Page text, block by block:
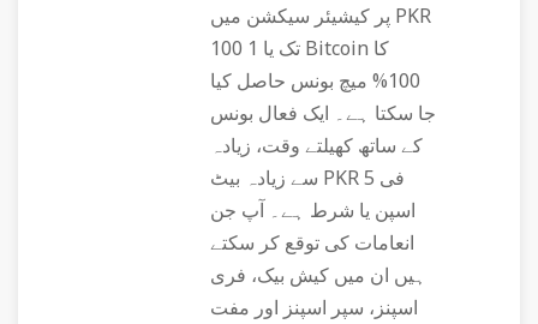
پر کیشیئر سیکشن میں PKR
100 تک یا 1 Bitcoin کا
100% میچ بونس حاصل کیا
جا سکتا ہے۔ ایک فعال بونس
کے ساتھ کھیلتے وقت، زیادہ
سے زیادہ بیٹ PKR 5 فی
اسپن یا شرط ہے۔ آپ جن
انعامات کی توقع کر سکتے
ہیں ان میں کیش بیک، فری
اسپنز، سپر اسپنز اور مفت